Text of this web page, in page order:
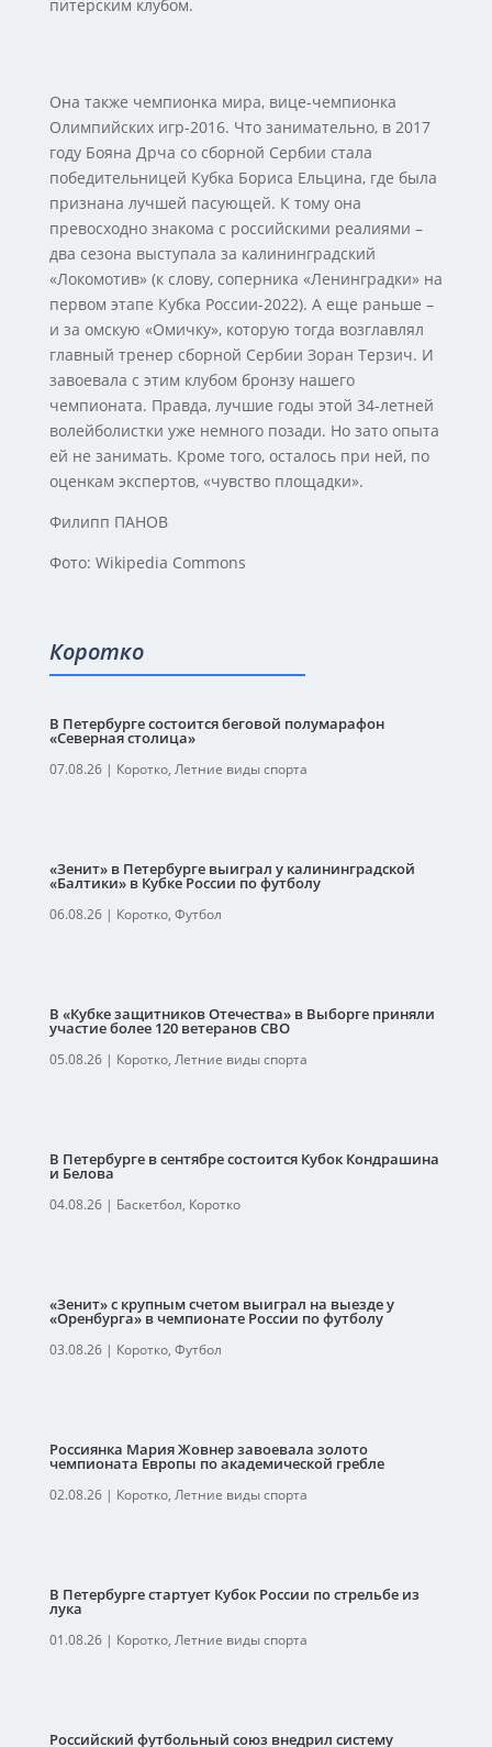
питерским клубом.
Она также чемпионка мира, вице-чемпионка
Олимпийских игр-2016. Что занимательно, в 2017
году Бояна Дрча со сборной Сербии стала
победительницей Кубка Бориса Ельцина, где была
признана лучшей пасующей. К тому она
превосходно знакома с российскими реалиями –
два сезона выступала за калининградский
«Локомотив» (к слову, соперника «Ленинградки» на
первом этапе Кубка России-2022). А еще раньше –
и за омскую «Омичку», которую тогда возглавлял
главный тренер сборной Сербии Зоран Терзич. И
завоевала с этим клубом бронзу нашего
чемпионата. Правда, лучшие годы этой 34-летней
волейболистки уже немного позади. Но зато опыта
ей не занимать. Кроме того, осталось при ней, по
оценкам экспертов, «чувство площадки».
Филипп ПАНОВ
Фото: Wikipedia Commons
Коротко
В Петербурге состоится беговой полумарафон
«Северная столица»
07.08.26| Коротко, Летние виды спорта
«Зенит» в Петербурге выиграл у калининградской
«Балтики» в Кубке России по футболу
06.08.26| Коротко, Футбол
В «Кубке защитников Отечества» в Выборге приняли
участие более 120 ветеранов СВО
05.08.26| Коротко, Летние виды спорта
В Петербурге в сентябре состоится Кубок Кондрашина
и Белова
04.08.26| Баскетбол, Коротко
«Зенит» с крупным счетом выиграл на выезде у
«Оренбурга» в чемпионате России по футболу
03.08.26| Коротко, Футбол
Россиянка Мария Жовнер завоевала золото
чемпионата Европы по академической гребле
02.08.26| Коротко, Летние виды спорта
В Петербурге стартует Кубок России по стрельбе из
лука
01.08.26| Коротко, Летние виды спорта
Российский футбольный союз внедрил систему